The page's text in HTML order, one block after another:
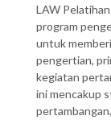
LAW
program
untuk
pengertian,
kegiatan
ini mencakup